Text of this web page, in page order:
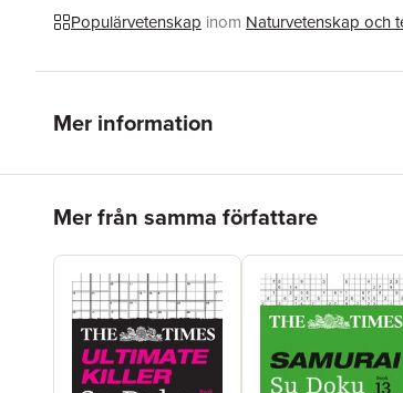
Populärvetenskap inom Naturvetenskap och
Mer information
Mer från samma författare